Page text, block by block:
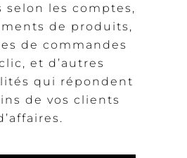
selon les comptes,
de produits,
de commandes
et d’autres
qui répondent
de vos clients